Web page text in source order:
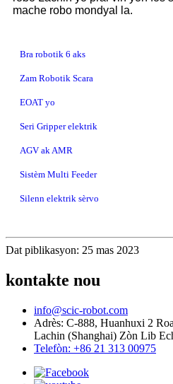
mache robo mondyal la.
Bra robotik 6 aks
Zam Robotik Scara
EOAT yo
Seri Gripper elektrik
AGV ak AMR
Sistèm Multi Feeder
Silenn elektrik sèrvo
Dat piblikasyon: 25 mas 2023
kontakte nou
info@scic-robot.com
Adrès: C-888, Huanhuxi 2
Lachin (Shanghai) Zòn Lib
Telefòn: +86 21 313 00975